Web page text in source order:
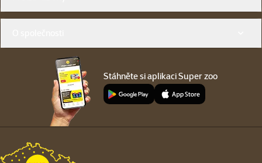
Stáhněte si aplikaci Super zoo